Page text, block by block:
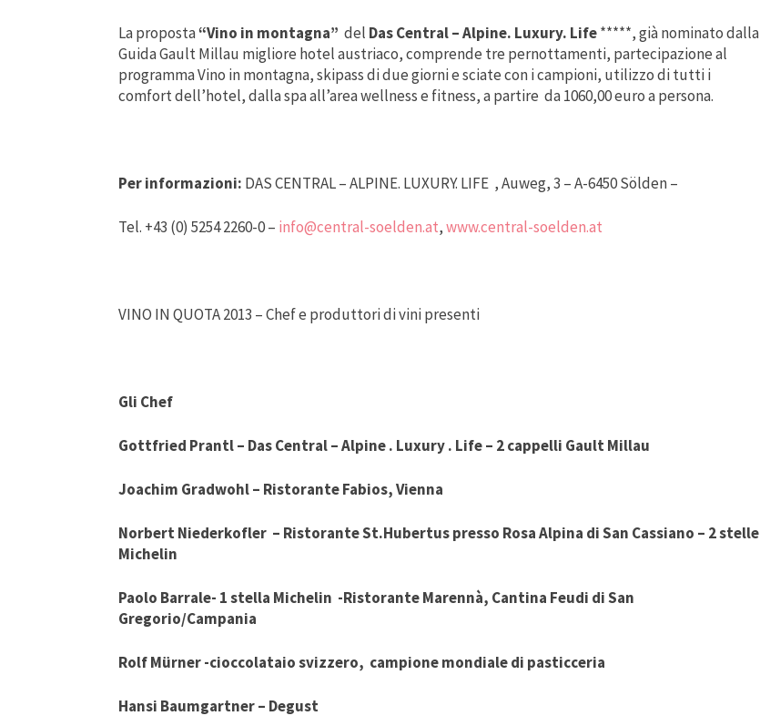
La proposta“Vino in montagna” del Das Central – Alpine. Luxury. Life*****, già nominato dalla
Guida Gault Millau migliore hotel austriaco, comprende tre pernottamenti, partecipazione al
programma Vino in montagna, skipass di due giorni e sciate con i campioni, utilizzo di tutti i
comfort dell’hotel, dalla spa all’area wellness e fitness, a partire da 1060,00 euro a persona.
Per informazioni: DAS CENTRAL – ALPINE. LUXURY. LIFE , Auweg, 3 – A-6450 Sölden –
Tel. +43 (0) 5254 2260-0 – info@central-soelden.at,www.central-soelden.at
VINO IN QUOTA 2013 – Chef e produttori di vini presenti
Gli Chef
Gottfried Prantl – Das Central – Alpine . Luxury . Life – 2 cappelli Gault Millau
Joachim Gradwohl – Ristorante Fabios, Vienna
Norbert Niederkofler – Ristorante St.Hubertus presso Rosa Alpina di San Cassiano – 2 stelle
Michelin
Paolo Barrale- 1 stella Michelin -Ristorante Marennà, Cantina Feudi di San
Gregorio/Campania
Rolf Mürner -cioccolataio svizzero, campione mondiale di pasticceria
Hansi Baumgartner – Degust